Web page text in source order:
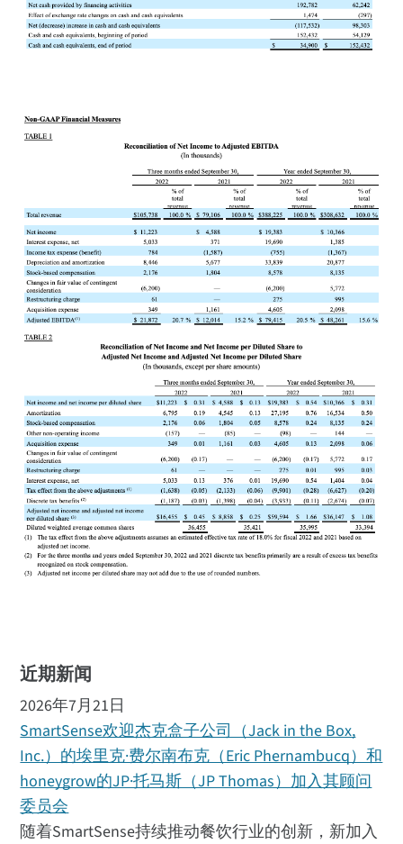
近期新闻
2026年7月21日
SmartSense欢迎杰克盒子公司（Jack in the Box,
Inc.）的埃里克·费尔南布克（Eric Phernambucq）和
honeygrow的JP·托马斯（JP Thomas）加入其顾问
委员会
随着SmartSense持续推动餐饮行业的创新，新加入